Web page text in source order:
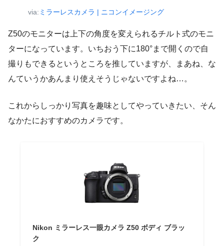
via: ミラーレスカメラ | ニコンイメージング
Z50のモニターは上下の角度を変えられるチルト式のモニ
ターになっています。いちおう下に180°まで開くので自
撮りもできるというところを推していますが、まあね、な
んていうかあんまり使えそうじゃないですよね…。
これからしっかり写真を趣味としてやっていきたい、そん
なかたにおすすめのカメラです。
Nikon ミラーレス一眼カメラ Z50 ボディ ブラッ
ク